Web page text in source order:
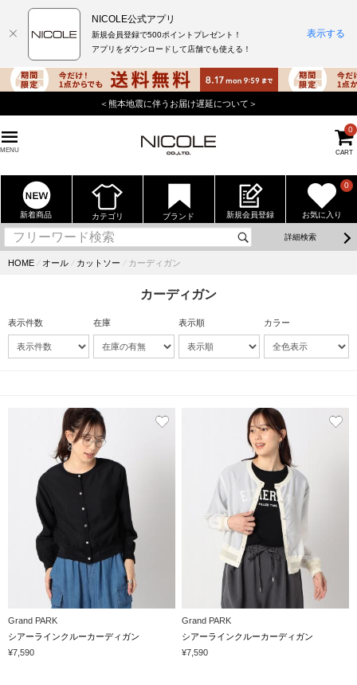
＜熊本地震に伴うお届け遅延について＞
MENU CART
0
新着商品 カテゴリ ブランド 新規会員登録 お気に入り
0
詳細検索
HOME ⁄ オール ⁄ カットソー ⁄ カーディガン
カーディガン
表示件数 在庫 表示順 カラー
Grand PARK
シアーラインクルーカーディガン
¥7,590
Grand PARK
シアーラインクルーカーディガン
¥7,590
NICOLE公式アプリ
新規会員登録で500ポイントプレゼント！
アプリをダウンロードして店舗でも使える！
表示する